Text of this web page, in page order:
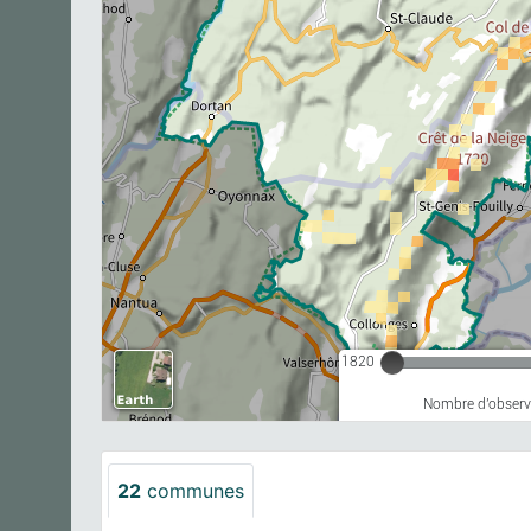
1820
Nombre
22 communes